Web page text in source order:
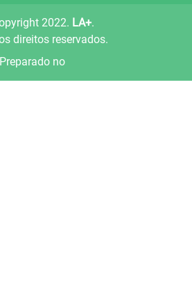
2022. LA+.
direitos reservados.
Preparado no